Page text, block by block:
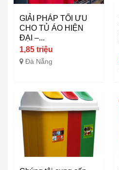
GIẢI PHÁP TỐI ƯU
CHO TỦ ÁO HIỆN
ĐẠI –...
1,85 triệu
Đà Nẵng